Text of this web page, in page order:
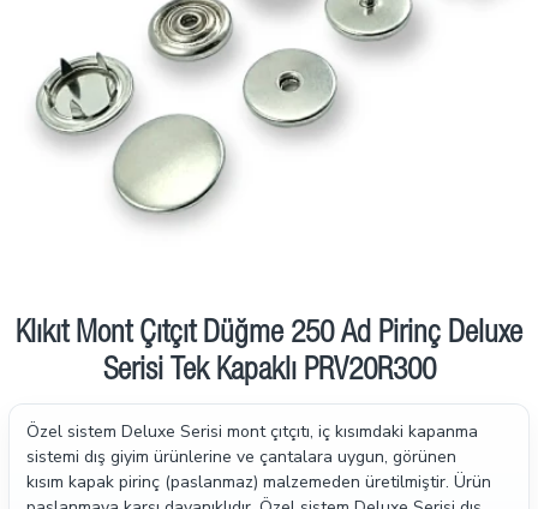
Klıkıt Mont Çıtçıt Düğme 250 Ad Pirinç Deluxe
Serisi Tek Kapaklı PRV20R300
Özel sistem Deluxe Serisi mont çıtçıtı, iç kısımdaki kapanma
sistemi dış giyim ürünlerine ve çantalara uygun, görünen
kısım kapak pirinç (paslanmaz) malzemeden üretilmiştir. Ürün